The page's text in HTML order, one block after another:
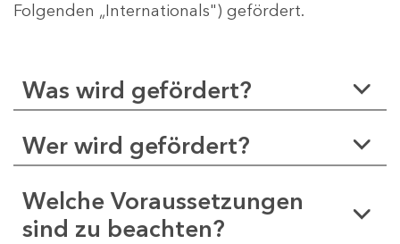
Folgenden „Internationals") gefördert.
Was wird gefördert?
Wer wird gefördert?
Welche Voraussetzungen
sind zu beachten?